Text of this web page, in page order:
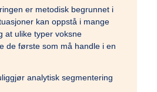
er metodisk begrunnet i
kan oppstå i mange
at ulike typer voksne
de første som må handle i en
analytisk segmentering